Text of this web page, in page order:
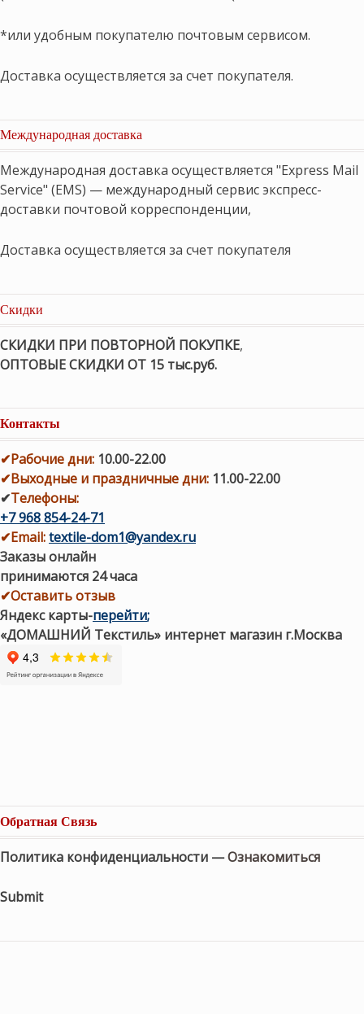
*или удобным покупателю почтовым сервисом.
Доставка осуществляется за счет покупателя.
Международная доставка
Международная доставка осуществляется "Express Mail
Service" (EMS) — международный сервис экспресс-
доставки почтовой корреспонденции,
Доставка осуществляется за счет покупателя
Скидки
СКИДКИ ПРИ ПОВТОРНОЙ ПОКУПКЕ,
ОПТОВЫЕ СКИДКИ ОТ 15 тыс.руб.
Контакты
✔Рабочие дни: 10.00-22.00
✔Выходные и праздничные дни: 11.00-22.00
✔Телефоны:
+7 968 854-24-71
✔Email:textile-dom1@yandex.ru
Заказы онлайн
принимаются 24 часа
✔Оставить отзыв
Яндекс карты-перейти;
«ДОМАШНИЙ Текстиль» интернет магазин г.Москва
Обратная Связь
Политика конфиденциальности —Ознакомиться
Submit